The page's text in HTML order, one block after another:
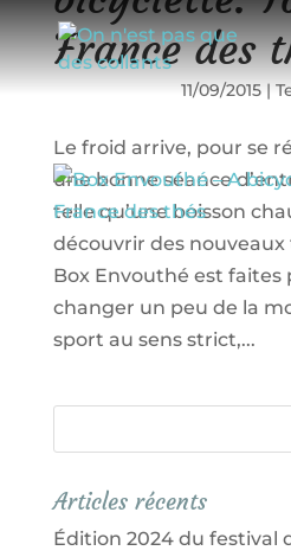
France des
11/09/2015|
Le froid arrive, pour se
une bonne séance
telle qu’une boisson
découvrir des nouveaux
Box Envouthé est faites
changer un peu de la
sport au sens strict,...
Articles récents
Édition 2024 du festival